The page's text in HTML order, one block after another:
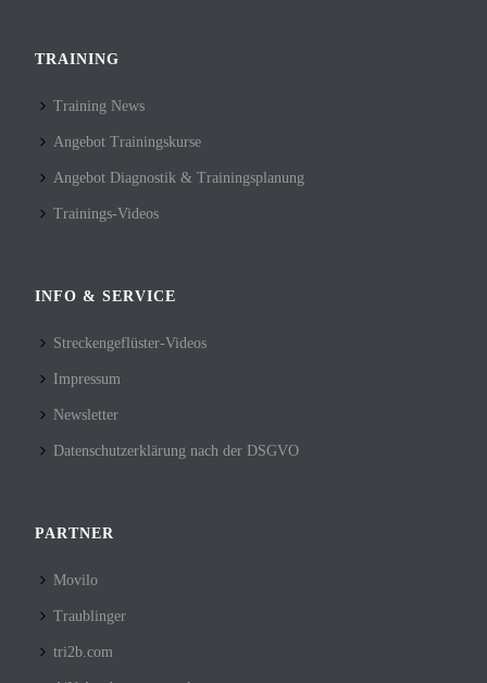
TRAINING
Training News
Angebot Trainingskurse
Angebot Diagnostik & Trainingsplanung
Trainings-Videos
INFO & SERVICE
Streckengeflüster-Videos
Impressum
Newsletter
Datenschutzerklärung nach der DSGVO
PARTNER
Movilo
Traublinger
tri2b.com